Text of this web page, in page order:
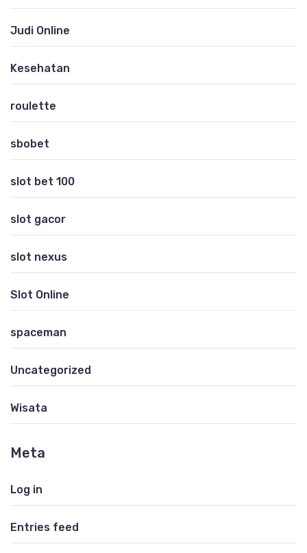
Judi Online
Kesehatan
roulette
sbobet
slot bet 100
slot gacor
slot nexus
Slot Online
spaceman
Uncategorized
Wisata
Meta
Log in
Entries feed